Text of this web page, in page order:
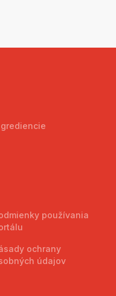
používania
ochrany
údajov